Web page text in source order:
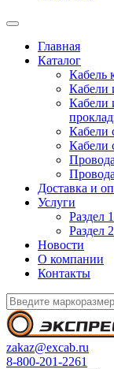
Главная
Каталог
Кабель
Кабели
Кабели
Кабели
Кабели
Доставка и
Услуги
Раздел 1
Раздел 2
Новости
О компании
Контакты
zakaz@excab.ru
8-800-201-2261